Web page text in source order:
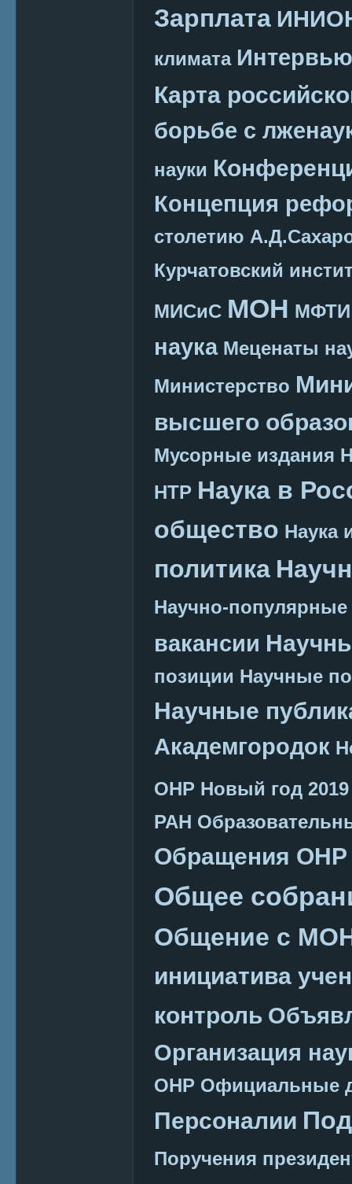
Зарплата
климата Интервью
Карта
борьбе с
науки
Концепция
столетию
Курчатовский
МИСиС МОН МФТИ
наука Меценаты
Министерство
высшего
Мусорные издания
НТР Наука в
общество Наука
политика
Научно-
вакансии
позиции Научные
Научные
Академгородок
ОНР Новый год 2019
РАН
Обращения ОНР
Общее
Общение с
инициатива
контроль
Организация
ОНР Официальные
Персоналии
Поручения